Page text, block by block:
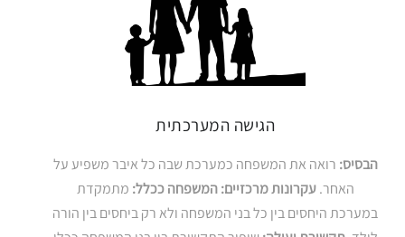
הגישה המערכתית
הבסיס: רואה את המשפחה כמערכת שבה כל איבר משפיע על
האחר.עקרונות מרכזיים: המשפחה ככלל: מתמקדת
במערכת היחסים בין כל בני המשפחה ולא רק ביחסים בין הורה